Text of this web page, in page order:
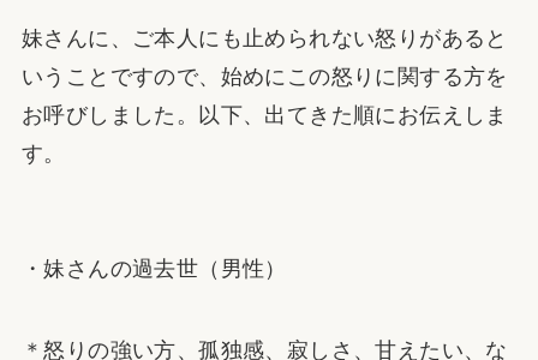
妹さんに、ご本人にも止められない怒りがあると
いうことですので、始めにこの怒りに関する方を
お呼びしました。以下、出てきた順にお伝えしま
す。
・妹さんの過去世（男性）
＊怒りの強い方、孤独感、寂しさ、甘えたい、な